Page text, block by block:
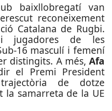
baixllobregatí van
reconeixement
Catalana de Rugbi.
i jugadores de les
16 masculí i femení
distingits. A més, Afa
el Premi President
de dotze
la samarreta de la UE